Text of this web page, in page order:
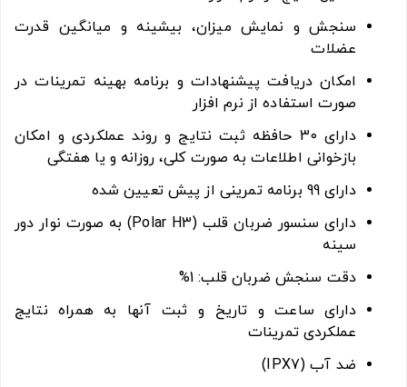
سنجش و نمایش میزان، بیشینه و میانگین قدرت
عضلات
امکان دریافت پیشنهادات و برنامه بهینه تمرینات در
صورت استفاده از نرم افزار
دارای 30 حافظه ثبت نتایج و روند عملکردی و امکان
بازخوانی اطلاعات به صورت کلی، روزانه و یا هفتگی
دارای 99 برنامه تمرینی از پیش تعیین شده
دارای سنسور ضربان قلب (Polar H3) به صورت نوار دور
سینه
دقت سنجش ضربان قلب: 1%
دارای ساعت و تاریخ و ثبت آنها به همراه نتایج
عملکردی تمرینات
ضد آب (IPX7)